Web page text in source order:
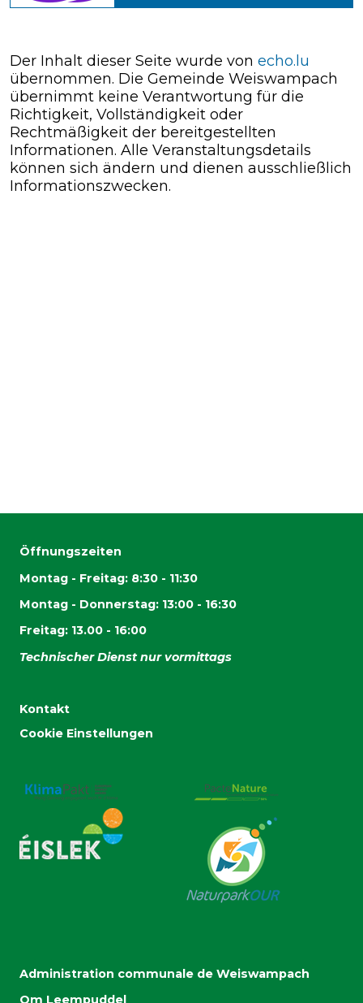
Der Inhalt dieser Seite wurde von echo.lu
übernommen. Die Gemeinde Weiswampach
übernimmt keine Verantwortung für die
Richtigkeit, Vollständigkeit oder
Rechtmäßigkeit der bereitgestellten
Informationen. Alle Veranstaltungsdetails
können sich ändern und dienen ausschließlich
Informationszwecken.
Administration communale de Weiswampach
Om Leempuddel
Öffnungszeiten
Montag - Freitag: 8:30 - 11:30
Montag - Donnerstag: 13:00 - 16:30
Freitag: 13.00 - 16:00
Technischer Dienst nur vormittags
Kontakt
Cookie Einstellungen